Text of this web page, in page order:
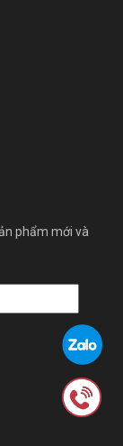
phẩm mới và